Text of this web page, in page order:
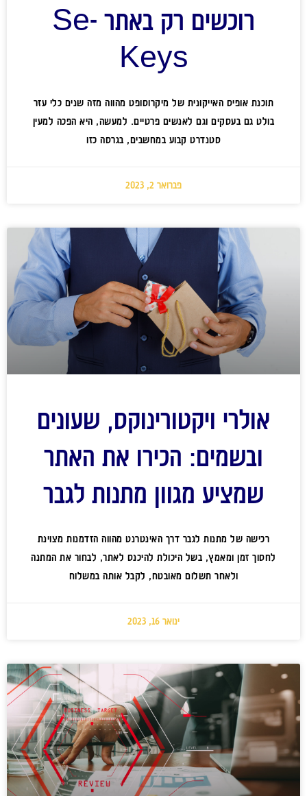
רוכשים רק באתר Se-
Keys
תוכנת אופיס האייקונית של מיקרוסופט מהווה מזה שנים כלי עזר
בולט גם בעסקים וגם לאנשים פרטיים. למעשה, היא הפכה למעין
סטנדרט קבוע במחשבים, בגרסה כזו
פברואר 2, 2023
אולרי ויקטורינוקס, שעונים
ובשמים: הכירו את האתר
שמציע מגוון מתנות לגבר
רכישה של מתנות לגבר דרך האינטרנט מהווה הזדמנות מצוינת
לחסוך זמן ומאמץ, בשל היכולת להיכנס לאתר, לבחור את המתנה
ולאחר תשלום מאובטח, לקבל אותה במשלוח
ינואר 16, 2023